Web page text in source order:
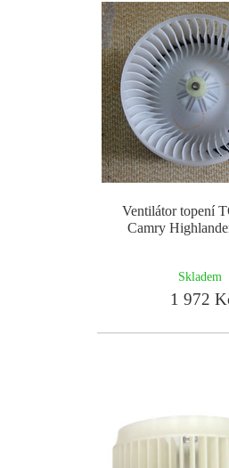
Ventilátor topení
Camry
Skladem
1 972